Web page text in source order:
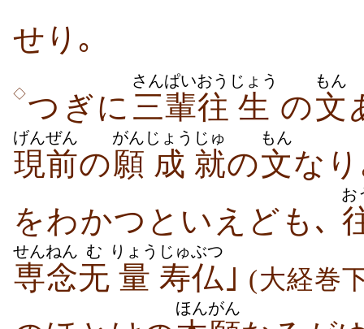
せり｡
◇つぎに 三輩
さんぱい
往
おう
生
じょう
の文
もん
現前
げんぜん
の願
がん
成
じょう
就
じゅ
の文
もん
な
をわかつといえども､
お
専念
せんねん
无
む
量
りょう
寿仏
じゅぶつ
｣ (大経巻
ほんがん